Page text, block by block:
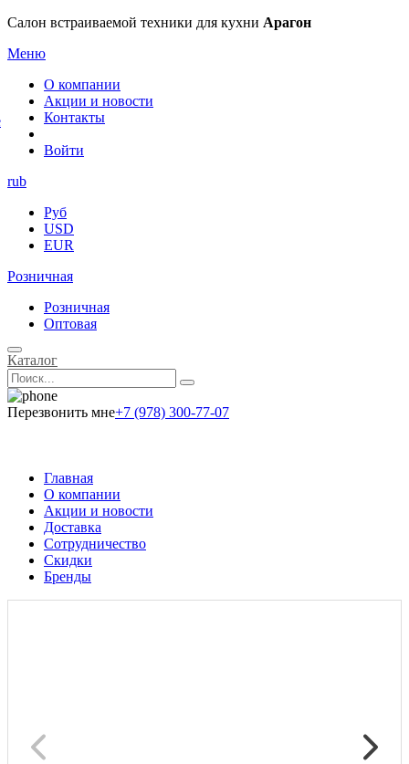
Салон встраиваемой техники для кухни Арагон
Меню
О компании
Акции и новости
Контакты
Войти
rub
Руб
USD
EUR
Розничная
Розничная
Оптовая
Каталог
Перезвонить мне+7 (978) 300-77-07
Главная
О компании
Акции и новости
Доставка
Сотрудничество
Скидки
Бренды